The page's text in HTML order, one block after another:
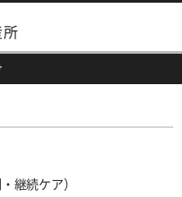
所
継続ケア）